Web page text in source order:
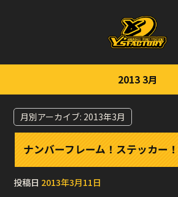
2013 3月
月別アーカイブ: 2013年3月
ナンバーフレーム！ステッカー
投稿日 2013年3月11日